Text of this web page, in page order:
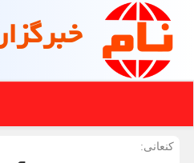
كنعانی: